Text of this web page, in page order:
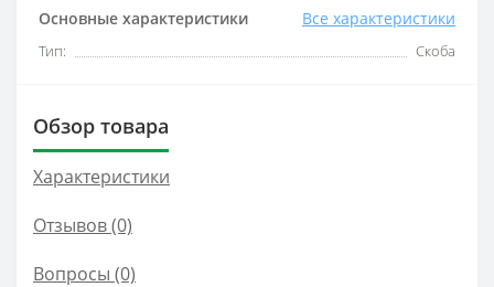
Основные характеристики Все характеристики
Тип: Скоба
Обзор товара
Характеристики
Отзывов (0)
Вопросы (0)